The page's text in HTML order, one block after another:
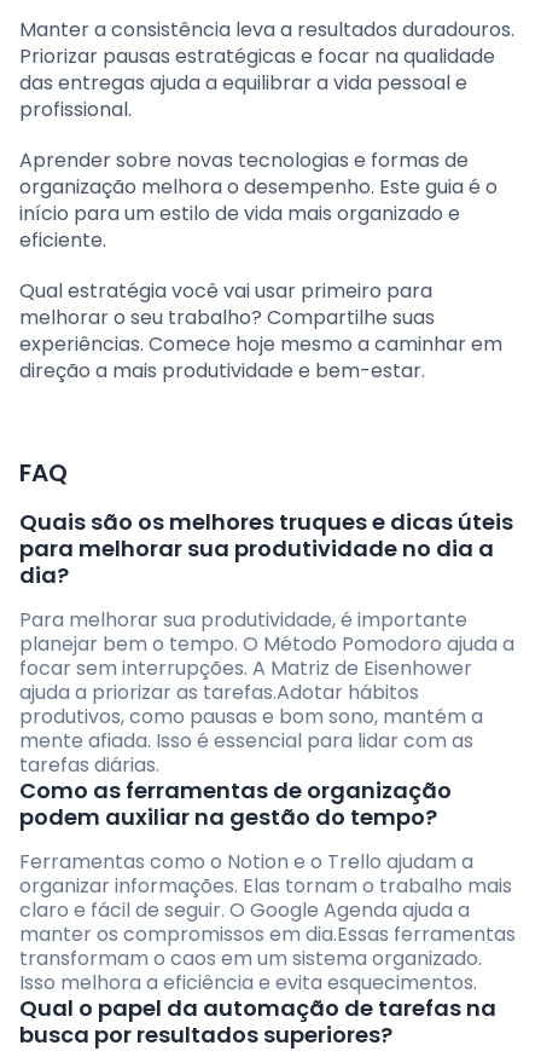
Manter a consistência leva a resultados duradouros.
Priorizar pausas estratégicas e focar na qualidade
das entregas ajuda a equilibrar a vida pessoal e
profissional.
Aprender sobre novas tecnologias e formas de
organização melhora o desempenho. Este guia é o
início para um estilo de vida mais organizado e
eficiente.
Qual estratégia você vai usar primeiro para
melhorar o seu trabalho? Compartilhe suas
experiências. Comece hoje mesmo a caminhar em
direção a mais produtividade e bem-estar.
FAQ
Quais são os melhores truques e dicas úteis
para melhorar sua produtividade no dia a
dia?
Para melhorar sua produtividade, é importante
planejar bem o tempo. O Método Pomodoro ajuda a
focar sem interrupções. A Matriz de Eisenhower
ajuda a priorizar as tarefas.Adotar hábitos
produtivos, como pausas e bom sono, mantém a
mente afiada. Isso é essencial para lidar com as
tarefas diárias.
Como as ferramentas de organização
podem auxiliar na gestão do tempo?
Ferramentas como o Notion e o Trello ajudam a
organizar informações. Elas tornam o trabalho mais
claro e fácil de seguir. O Google Agenda ajuda a
manter os compromissos em dia.Essas ferramentas
transformam o caos em um sistema organizado.
Isso melhora a eficiência e evita esquecimentos.
Qual o papel da automação de tarefas na
busca por resultados superiores?